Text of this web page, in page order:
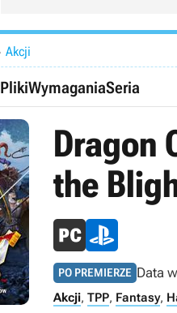
Akcji
PlikiWymaganiaSeria
Dragon
the
PO PREMIERZE Data
Akcji, TPP, Fantasy,